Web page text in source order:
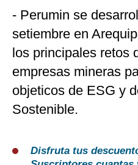
- Perumin se
setiembre en
los principales retos
empresas mineras
objeticos de ESG y
Sostenible.
Disfruta tus